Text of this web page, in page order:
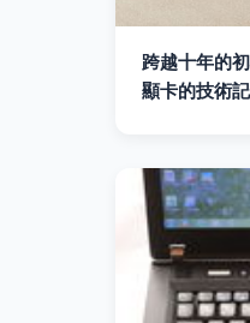
跨越十年的
顯卡的技術